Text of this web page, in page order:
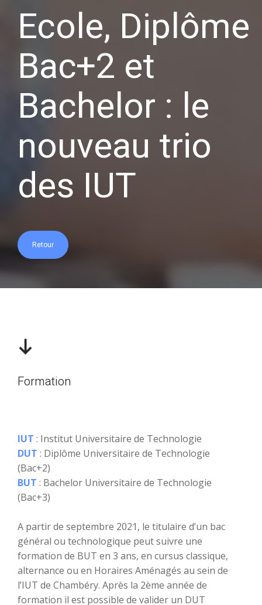
Ecole, Diplôme
Bac+2 et
Bachelor : le
nouveau trio
des IUT
Retour
Formation
IUT : Institut Universitaire de Technologie
DUT : Diplôme Universitaire de Technologie
(Bac+2)
BUT : Bachelor Universitaire de Technologie
(Bac+3)
A partir de septembre 2021, le titulaire d’un bac
général ou technologique peut suivre une
formation de BUT en 3 ans, en cursus classique,
alternance ou en Horaires Aménagés au sein de
l’IUT de Chambéry. Après la 2ème année de
formation il est possible de valider un DUT